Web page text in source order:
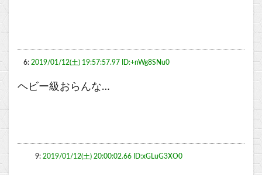
6: 2019/01/12(土) 19:57:57.97 ID:+nWg8SNu0
ヘビー級おらんな…
9: 2019/01/12(土) 20:00:02.66 ID:xGLuG3XO0